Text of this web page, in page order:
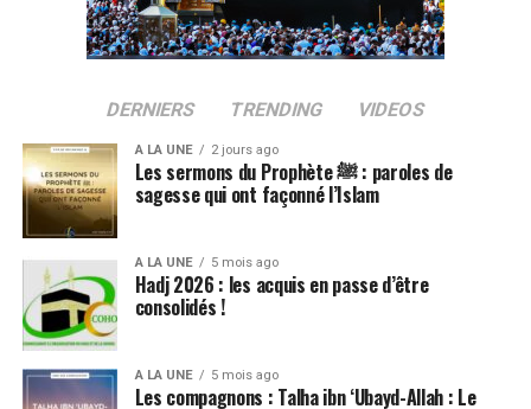
DERNIERS TRENDING VIDEOS
A LA UNE 2 jours ago
Les sermons du Prophète ﷺ : paroles de
sagesse qui ont façonné l’Islam
A LA UNE 5 mois ago
Hadj 2026 : les acquis en passe d’être
consolidés !
A LA UNE 5 mois ago
Les compagnons : Talha ibn ‘Ubayd-Allah : Le